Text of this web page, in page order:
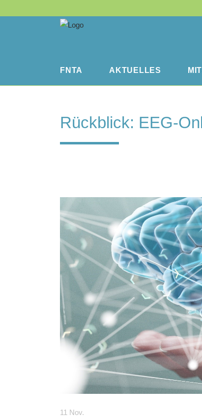
FNTA AKTUELLES
Rückblick: EEG-
11 Nov.